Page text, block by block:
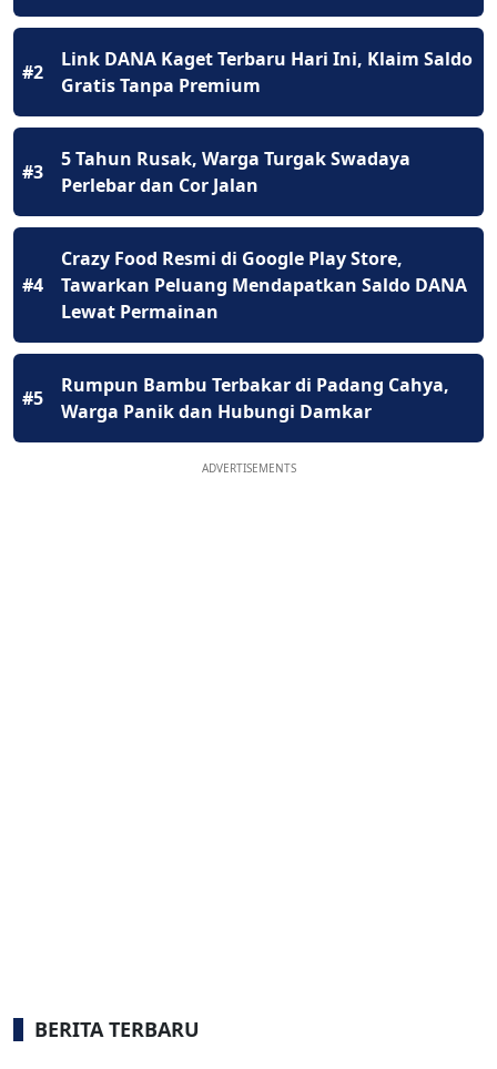
#2
Link DANA Kaget Terbaru Hari Ini, Klaim Saldo
Gratis Tanpa Premium
#3
5 Tahun Rusak, Warga Turgak Swadaya
Perlebar dan Cor Jalan
#4
Crazy Food Resmi di Google Play Store,
Tawarkan Peluang Mendapatkan Saldo DANA
Lewat Permainan
#5
Rumpun Bambu Terbakar di Padang Cahya,
Warga Panik dan Hubungi Damkar
ADVERTISEMENTS
BERITA TERBARU